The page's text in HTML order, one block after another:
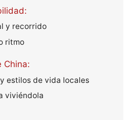
y recorrido
ritmo
China:
estilos de vida locales
viviéndola